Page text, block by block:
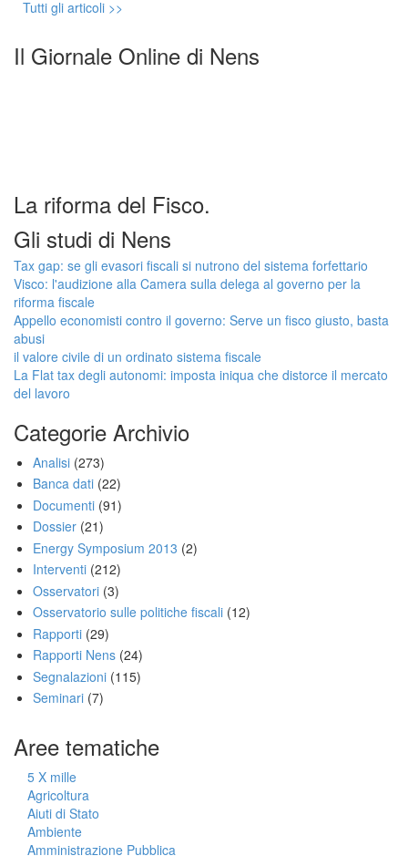
Tutti gli articoli >>
Il Giornale Online di Nens
La riforma del Fisco.
Gli studi di Nens
Tax gap: se gli evasori fiscali si nutrono del sistema forfettario
Visco: l'audizione alla Camera sulla delega al governo per la
riforma fiscale
Appello economisti contro il governo: Serve un fisco giusto, basta
abusi
il valore civile di un ordinato sistema fiscale
La Flat tax degli autonomi: imposta iniqua che distorce il mercato
del lavoro
Categorie Archivio
Analisi (273)
Banca dati (22)
Documenti (91)
Dossier (21)
Energy Symposium 2013 (2)
Interventi (212)
Osservatori (3)
Osservatorio sulle politiche fiscali (12)
Rapporti (29)
Rapporti Nens (24)
Segnalazioni (115)
Seminari (7)
Aree tematiche
5 X mille
Agricoltura
Aiuti di Stato
Ambiente
Amministrazione Pubblica